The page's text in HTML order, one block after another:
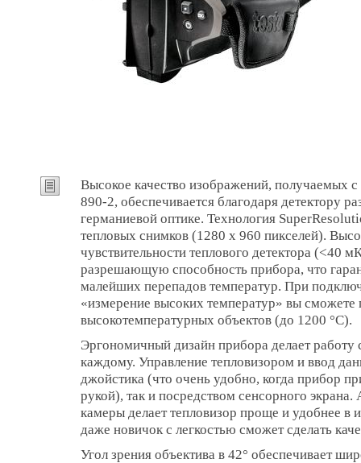
Высокое качество изображений, получаемых
890-2, обеспечивается благодаря детектору
германиевой оптике. Технология
тепловых снимков (1280 x 960 пикселей).
чувствительности теплового детектора (<40
разрешающую способность прибора, что
малейших перепадов температур. При
«измерение высоких температур» вы сможете
высокотемпературных объектов (до 1200 °С).
Эргономичный дизайн прибора делает работу
каждому. Управление тепловизором и ввод
джойстика (что очень удобно, когда прибор
рукой), так и посредством сенсорного
камеры делает тепловизор проще и удобнее в
даже новичок с легкостью сможет сделать
Угол зрения объектива в 42° обеспечивает